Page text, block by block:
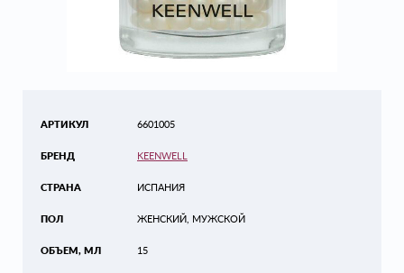
АРТИКУЛ
БРЕНД
СТРАНА
ПОЛ
ОБЪЕМ, МЛ
6601005
KEENWELL
ИСПАНИЯ
ЖЕНСКИЙ, МУЖСКОЙ
15